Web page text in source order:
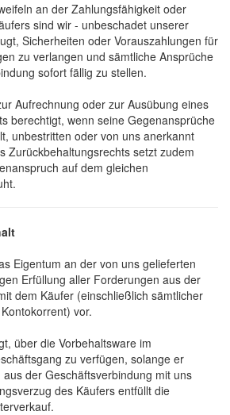
an der Zahlungsfähigkeit oder
sind wir - unbeschadet unserer
Sicherheiten oder Vorauszahlungen für
zu verlangen und sämtliche Ansprüche
sofort fällig zu stellen.
Aufrechnung oder zur Ausübung eines
berechtigt, wenn seine Gegenansprüche
unbestritten oder von uns anerkannt
Zurückbehaltungsrechts setzt zudem
auf dem gleichen
Eigentum an der von uns gelieferten
Erfüllung aller Forderungen aus der
dem Käufer (einschließlich sämtlicher
vor.
über die Vorbehaltsware im
zu verfügen, solange er
der Geschäftsverbindung mit uns
des Käufers entfüllt die